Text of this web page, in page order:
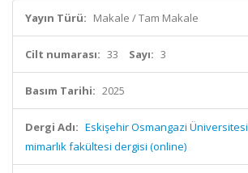
Yayın Türü: Makale / Tam Makale
Cilt numarası: 33 Sayı: 3
Basım Tarihi: 2025
Dergi Adı: Eskişehir Osmangazi
mimarlık fakültesi dergisi (online)